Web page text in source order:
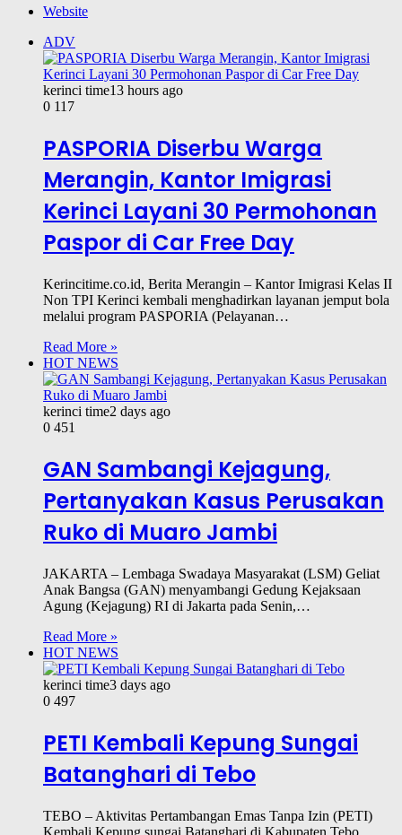
Website
ADV
kerinci time13 hours ago
0 117
PASPORIA Diserbu Warga
Merangin, Kantor Imigrasi
Kerinci Layani 30 Permohonan
Paspor di Car Free Day
Kerincitime.co.id, Berita Merangin – Kantor Imigrasi Kelas II
Non TPI Kerinci kembali menghadirkan layanan jemput bola
melalui program PASPORIA (Pelayanan…
Read More »
HOT NEWS
kerinci time2 days ago
0 451
GAN Sambangi Kejagung,
Pertanyakan Kasus Perusakan
Ruko di Muaro Jambi
JAKARTA – Lembaga Swadaya Masyarakat (LSM) Geliat
Anak Bangsa (GAN) menyambangi Gedung Kejaksaan
Agung (Kejagung) RI di Jakarta pada Senin,…
Read More »
HOT NEWS
kerinci time3 days ago
0 497
PETI Kembali Kepung Sungai
Batanghari di Tebo
TEBO – Aktivitas Pertambangan Emas Tanpa Izin (PETI)
Kembali Kepung sungai Batanghari di Kabupaten Tebo,